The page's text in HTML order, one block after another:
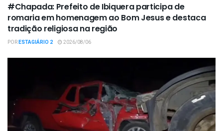
#Chapada: Prefeito de Ibiquera participa de
romaria em homenagem ao Bom Jesus e destaca
tradição religiosa na região
PORESTAGIÁRIO 2 2026/08/06